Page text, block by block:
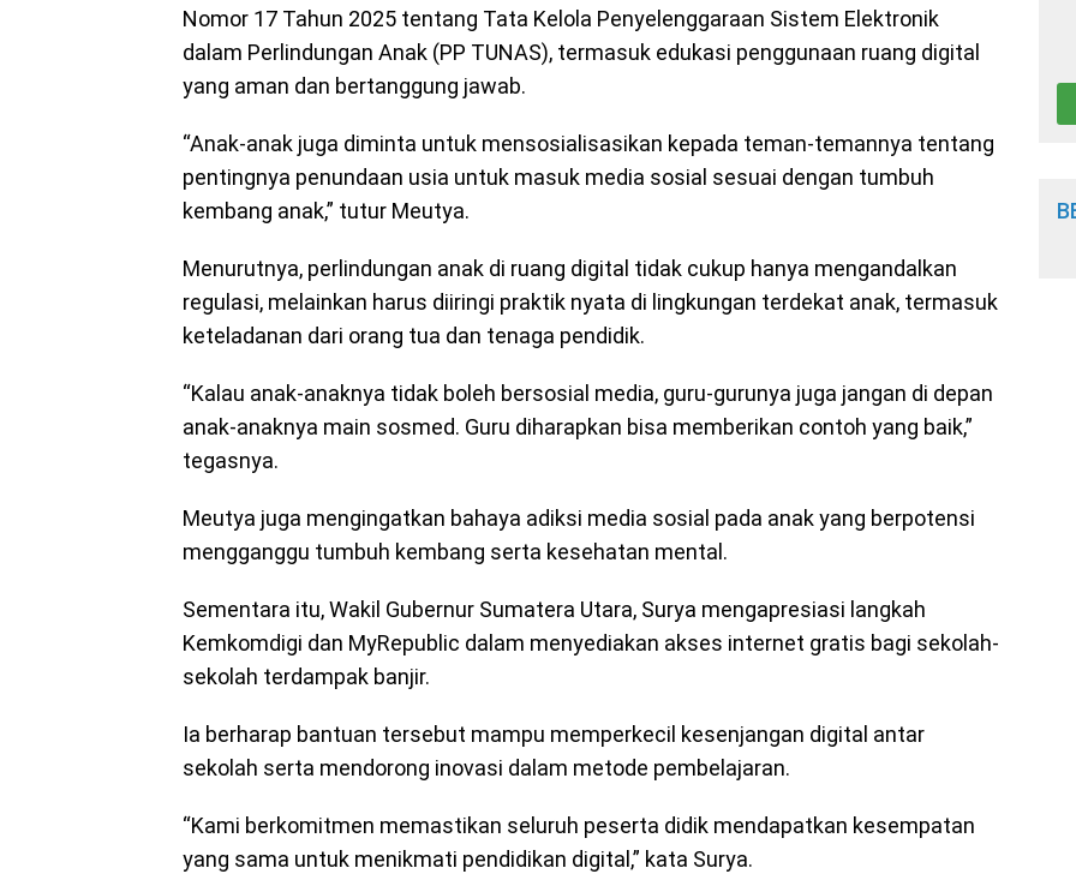
Nomor 17 Tahun 2025 tentang Tata Kelola Penyelenggaraan Sistem Elektronik
dalam Perlindungan Anak (PP TUNAS), termasuk edukasi penggunaan ruang digital
yang aman dan bertanggung jawab.
“Anak-anak juga diminta untuk mensosialisasikan kepada teman-temannya tentang
pentingnya penundaan usia untuk masuk media sosial sesuai dengan tumbuh
kembang anak,” tutur Meutya.
Menurutnya, perlindungan anak di ruang digital tidak cukup hanya mengandalkan
regulasi, melainkan harus diiringi praktik nyata di lingkungan terdekat anak, termasuk
keteladanan dari orang tua dan tenaga pendidik.
“Kalau anak-anaknya tidak boleh bersosial media, guru-gurunya juga jangan di depan
anak-anaknya main sosmed. Guru diharapkan bisa memberikan contoh yang baik,”
tegasnya.
Meutya juga mengingatkan bahaya adiksi media sosial pada anak yang berpotensi
mengganggu tumbuh kembang serta kesehatan mental.
Sementara itu, Wakil Gubernur Sumatera Utara, Surya mengapresiasi langkah
Kemkomdigi dan MyRepublic dalam menyediakan akses internet gratis bagi sekolah-
sekolah terdampak banjir.
Ia berharap bantuan tersebut mampu memperkecil kesenjangan digital antar
sekolah serta mendorong inovasi dalam metode pembelajaran.
“Kami berkomitmen memastikan seluruh peserta didik mendapatkan kesempatan
yang sama untuk menikmati pendidikan digital,” kata Surya.